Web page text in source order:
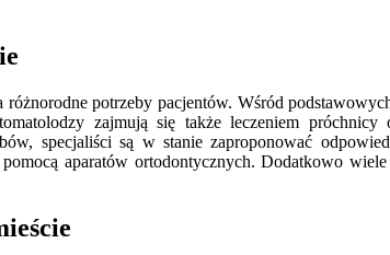
potrzeby pacjentów. Wśród
zajmują się także leczeniem
specjaliści są w stanie zaproponować
aparatów ortodontycznych. Dodatkowo